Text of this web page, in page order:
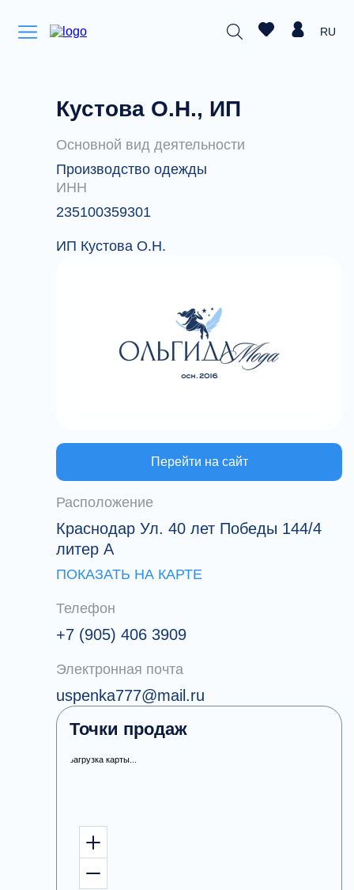
RU
Перейти на сайт
Расположение
Краснодар Ул. 40 лет Победы 144/4
литер А
ПОКАЗАТЬ НА КАРТЕ
Телефон
+7 (905) 406 3909
Электронная почта
uspenka777@mail.ru
Кустова О.Н., ИП
Основной вид деятельности
Производство одежды
ИНН
235100359301
ИП Кустова О.Н.
Точки продаж
загрузка карты...